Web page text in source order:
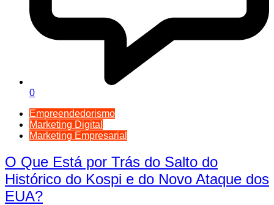
0
Empreendedorismo
Marketing Digital
Marketing Empresarial
O Que Está por Trás do Salto do
Histórico do Kospi e do Novo Ataque dos
EUA?